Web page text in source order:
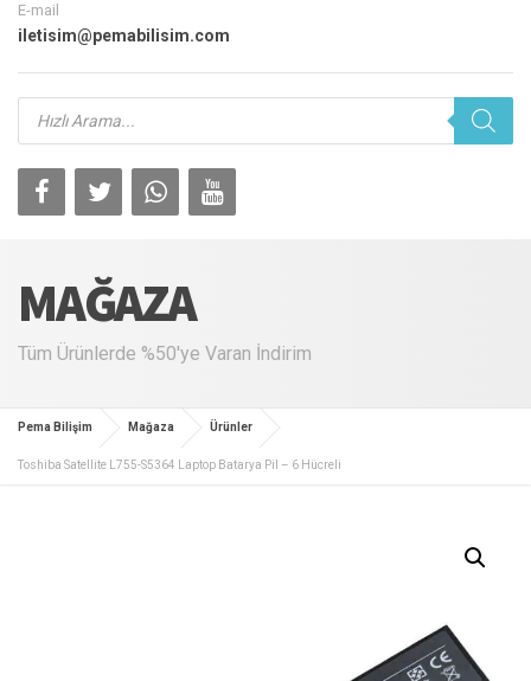
E-mail
iletisim@pemabilisim.com
Products
search
MAĞAZA
Tüm Ürünlerde %50'ye Varan İndirim
Pema Bilişim Mağaza Ürünler
Toshiba Satellite L755-S5364 Laptop Batarya Pil – 6 Hücreli